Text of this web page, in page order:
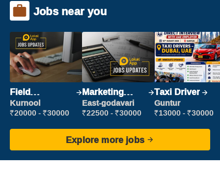
Jobs near you
Field
Marketing
Executive
Kurnool
₹20000 - ₹30000
Marketing
Executive
East-godavari
₹22500 - ₹30000
Taxi Driver
Guntur
₹13000 - ₹30000
Explore more jobs